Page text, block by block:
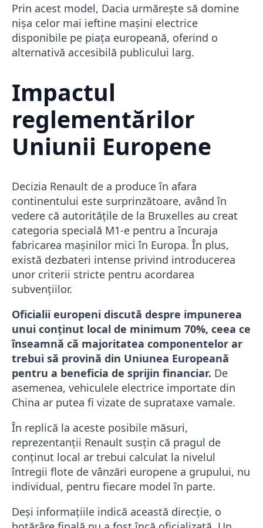
Prin acest model, Dacia urmărește să domine
nișa celor mai ieftine mașini electrice
disponibile pe piața europeană, oferind o
alternativă accesibilă publicului larg.
Impactul
reglementărilor
Uniunii Europene
Decizia Renault de a produce în afara
continentului este surprinzătoare, având în
vedere că autoritățile de la Bruxelles au creat
categoria specială M1-e pentru a încuraja
fabricarea mașinilor mici în Europa. În plus,
există dezbateri intense privind introducerea
unor criterii stricte pentru acordarea
subvențiilor.
Oficialii europeni discută despre impunerea
unui conținut local de minimum 70%, ceea ce
înseamnă că majoritatea componentelor ar
trebui să provină din Uniunea Europeană
pentru a beneficia de sprijin financiar. De
asemenea, vehiculele electrice importate din
China ar putea fi vizate de suprataxe vamale.
În replică la aceste posibile măsuri,
reprezentanții Renault susțin că pragul de
conținut local ar trebui calculat la nivelul
întregii flote de vânzări europene a grupului, nu
individual, pentru fiecare model în parte.
Deși informațiile indică această direcție, o